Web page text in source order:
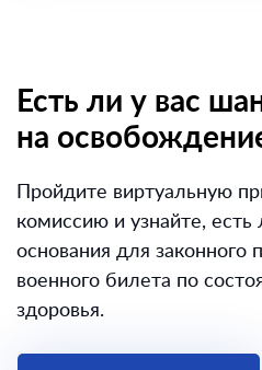
Есть ли у вас
на
Пройдите виртуальную
комиссию и узнайте, есть
основания для законного
военного билета по
здоровья.